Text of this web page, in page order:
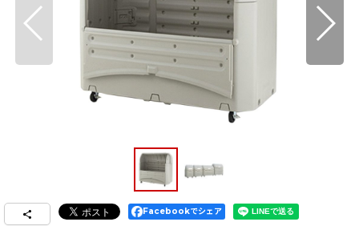
Facebookでシェア